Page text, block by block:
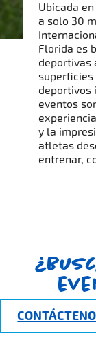
Ubicada
a solo 30
Florida es
deportivas
superficies
deportivos
eventos
y la
atletas
entrenar,